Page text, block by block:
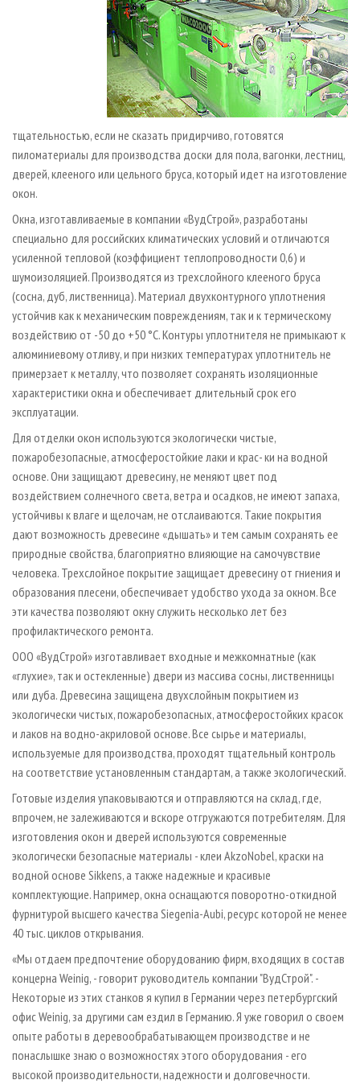
тщательностью, если не сказать придирчиво, готовятся
пиломатериалы для производства доски для пола, вагонки, лестниц,
дверей, клееного или цельного бруса, который идет на изготовление
окон.
Окна, изготавливаемые в компании «ВудСтрой», разработаны
специально для российских климатических условий и отличаются
усиленной тепловой (коэффициент теплопроводности 0,6) и
шумоизоляцией. Производятся из трехслойного клееного бруса
(сосна, дуб, лиственница). Материал двухконтурного уплотнения
устойчив как к механическим повреждениям, так и к термическому
воздействию от -50 до +50 °С. Контуры уплотнителя не примыкают к
алюминиевому отливу, и при низких температурах уплотнитель не
примерзает к металлу, что позволяет сохранять изоляционные
характеристики окна и обеспечивает длительный срок его
эксплуатации.
Для отделки окон используются экологически чистые,
пожаробезопасные, атмосферостойкие лаки и крас- ки на водной
основе. Они защищают древесину, не меняют цвет под
воздействием солнечного света, ветра и осадков, не имеют запаха,
устойчивы к влаге и щелочам, не отслаиваются. Такие покрытия
дают возможность древесине «дышать» и тем самым сохранять ее
природные свойства, благоприятно влияющие на самочувствие
человека. Трехслойное покрытие защищает древесину от гниения и
образования плесени, обеспечивает удобство ухода за окном. Все
эти качества позволяют окну служить несколько лет без
профилактического ремонта.
ООО «ВудСтрой» изготавливает входные и межкомнатные (как
«глухие», так и остекленные) двери из массива сосны, лиственницы
или дуба. Древесина защищена двухслойным покрытием из
экологически чистых, пожаробезопасных, атмосферостойких красок
и лаков на водно-акриловой основе. Все сырье и материалы,
используемые для производства, проходят тщательный контроль
на соответствие установленным стандартам, а также экологический.
Готовые изделия упаковываются и отправляются на склад, где,
впрочем, не залеживаются и вскоре отгружаются потребителям. Для
изготовления окон и дверей используются современные
экологически безопасные материалы - клеи AkzoNobel, краски на
водной основе Sikkens, а также надежные и красивые
комплектующие. Например, окна оснащаются поворотно-откидной
фурнитурой высшего качества Siegenia-Aubi, ресурс которой не менее
40 тыс. циклов открывания.
«Мы отдаем предпочтение оборудованию фирм, входящих в состав
концерна Weinig, - говорит руководитель компании "ВудСтрой". -
Некоторые из этих станков я купил в Германии через петербургский
офис Weinig, за другими сам ездил в Германию. Я уже говорил о своем
опыте работы в деревообрабатывающем производстве и не
понаслышке знаю о возможностях этого оборудования - его
высокой производительности, надежности и долговечности.